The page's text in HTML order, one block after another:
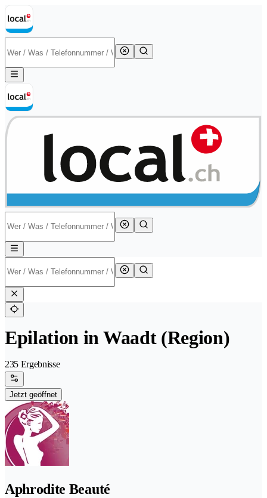
Epilation in Waadt (Region)
235 Ergebnisse
Jetzt geöffnet
Aphrodite Beauté